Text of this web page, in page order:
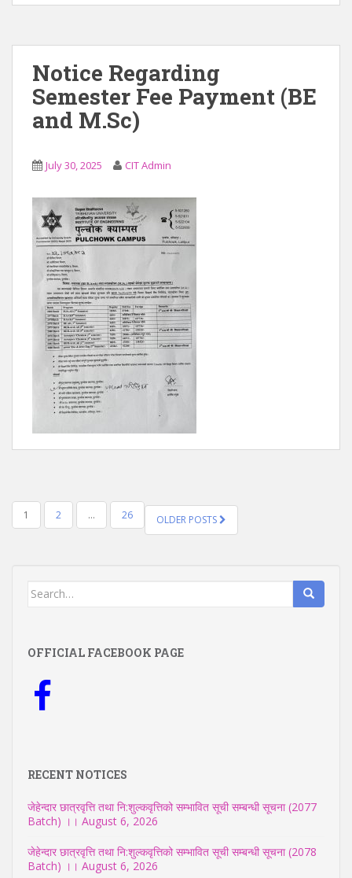
Notice Regarding
Semester Fee Payment (BE
and M.Sc)
July 30, 2025 CIT Admin
POSTS
NAVIGATION
1 2 … 26 OLDER POSTS
Search
OFFICIAL FACEBOOK PAGE
RECENT NOTICES
जेहेन्दार छात्रवृत्ति तथा नि:शुल्कवृत्तिको सम्भावित सूची सम्बन्धी सूचना (2077
Batch) ।। August 6, 2026
जेहेन्दार छात्रवृत्ति तथा नि:शुल्कवृत्तिको सम्भावित सूची सम्बन्धी सूचना (2078
Batch) ।। August 6, 2026